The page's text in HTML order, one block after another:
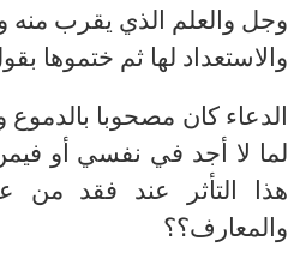
وجل والعلم الذي يقرب منه
والاستعداد لها ثم ختموها
الدعاء كان مصحوبا
لما لا أجد في نفسي أو
هذا التأثر عند فقد من
والمعارف؟؟